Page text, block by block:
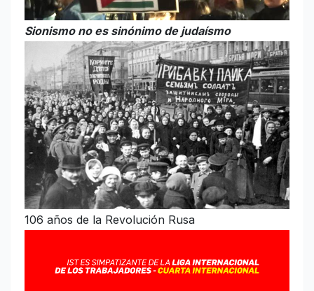
Sionismo no es sinónimo de judaísmo
106 años de la Revolución Rusa